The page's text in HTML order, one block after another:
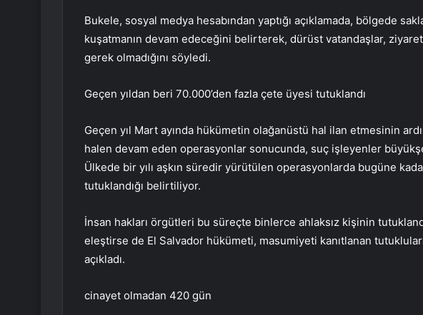
Bukele, sosyal medya hesabından yaptığı açıklamada, bölgede
kuşatmanın devam edeceğini belirterek, dürüst vatandaşlar,
gerek olmadığını söyledi.
Geçen yıldan beri 70.000’den fazla çete üyesi tutuklandı
Geçen yıl Mart ayında hükümetin olağanüstü hal ilan etmesinin
halen devam eden operasyonlar sonucunda, suç işleyenler
Ülkede bir yılı aşkın süredir yürütülen operasyonlarda bugüne
tutuklandığı belirtiliyor.
İnsan hakları örgütleri bu süreçte binlerce ahlaksız kişinin
eleştirse de El Salvador hükümeti, masumiyeti kanıtlanan
açıkladı.
cinayet olmadan 420 gün